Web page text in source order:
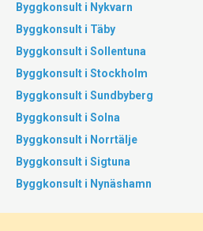
Byggkonsult i Nykvarn
Byggkonsult i Täby
Byggkonsult i Sollentuna
Byggkonsult i Stockholm
Byggkonsult i Sundbyberg
Byggkonsult i Solna
Byggkonsult i Norrtälje
Byggkonsult i Sigtuna
Byggkonsult i Nynäshamn